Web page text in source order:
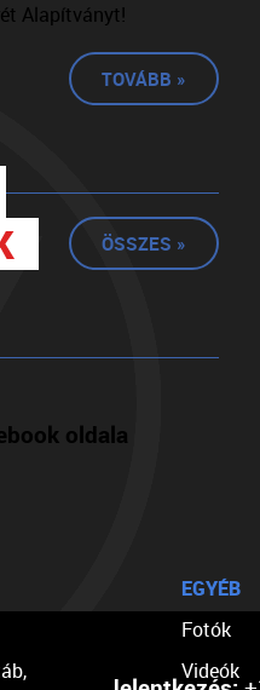
Alapítványt!
TOVÁBB »
ÖSSZES »
oldala
EGYÉB
Fotók
Videók